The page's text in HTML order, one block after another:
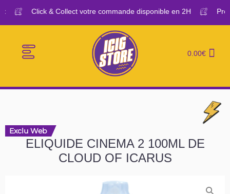
Click & Collect votre commande disponible en 2H
0.00€
Exclu Web
ELIQUIDE CINEMA 2 100ML DE
CLOUD OF ICARUS